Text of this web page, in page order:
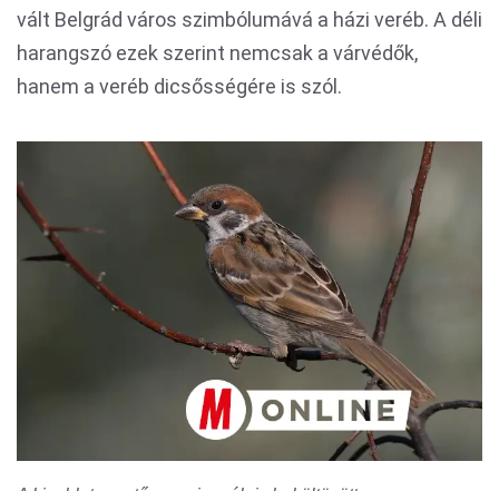
vált Belgrád város szimbólumává a házi veréb. A déli
harangszó ezek szerint nemcsak a várvédők,
hanem a veréb dicsősségére is szól.